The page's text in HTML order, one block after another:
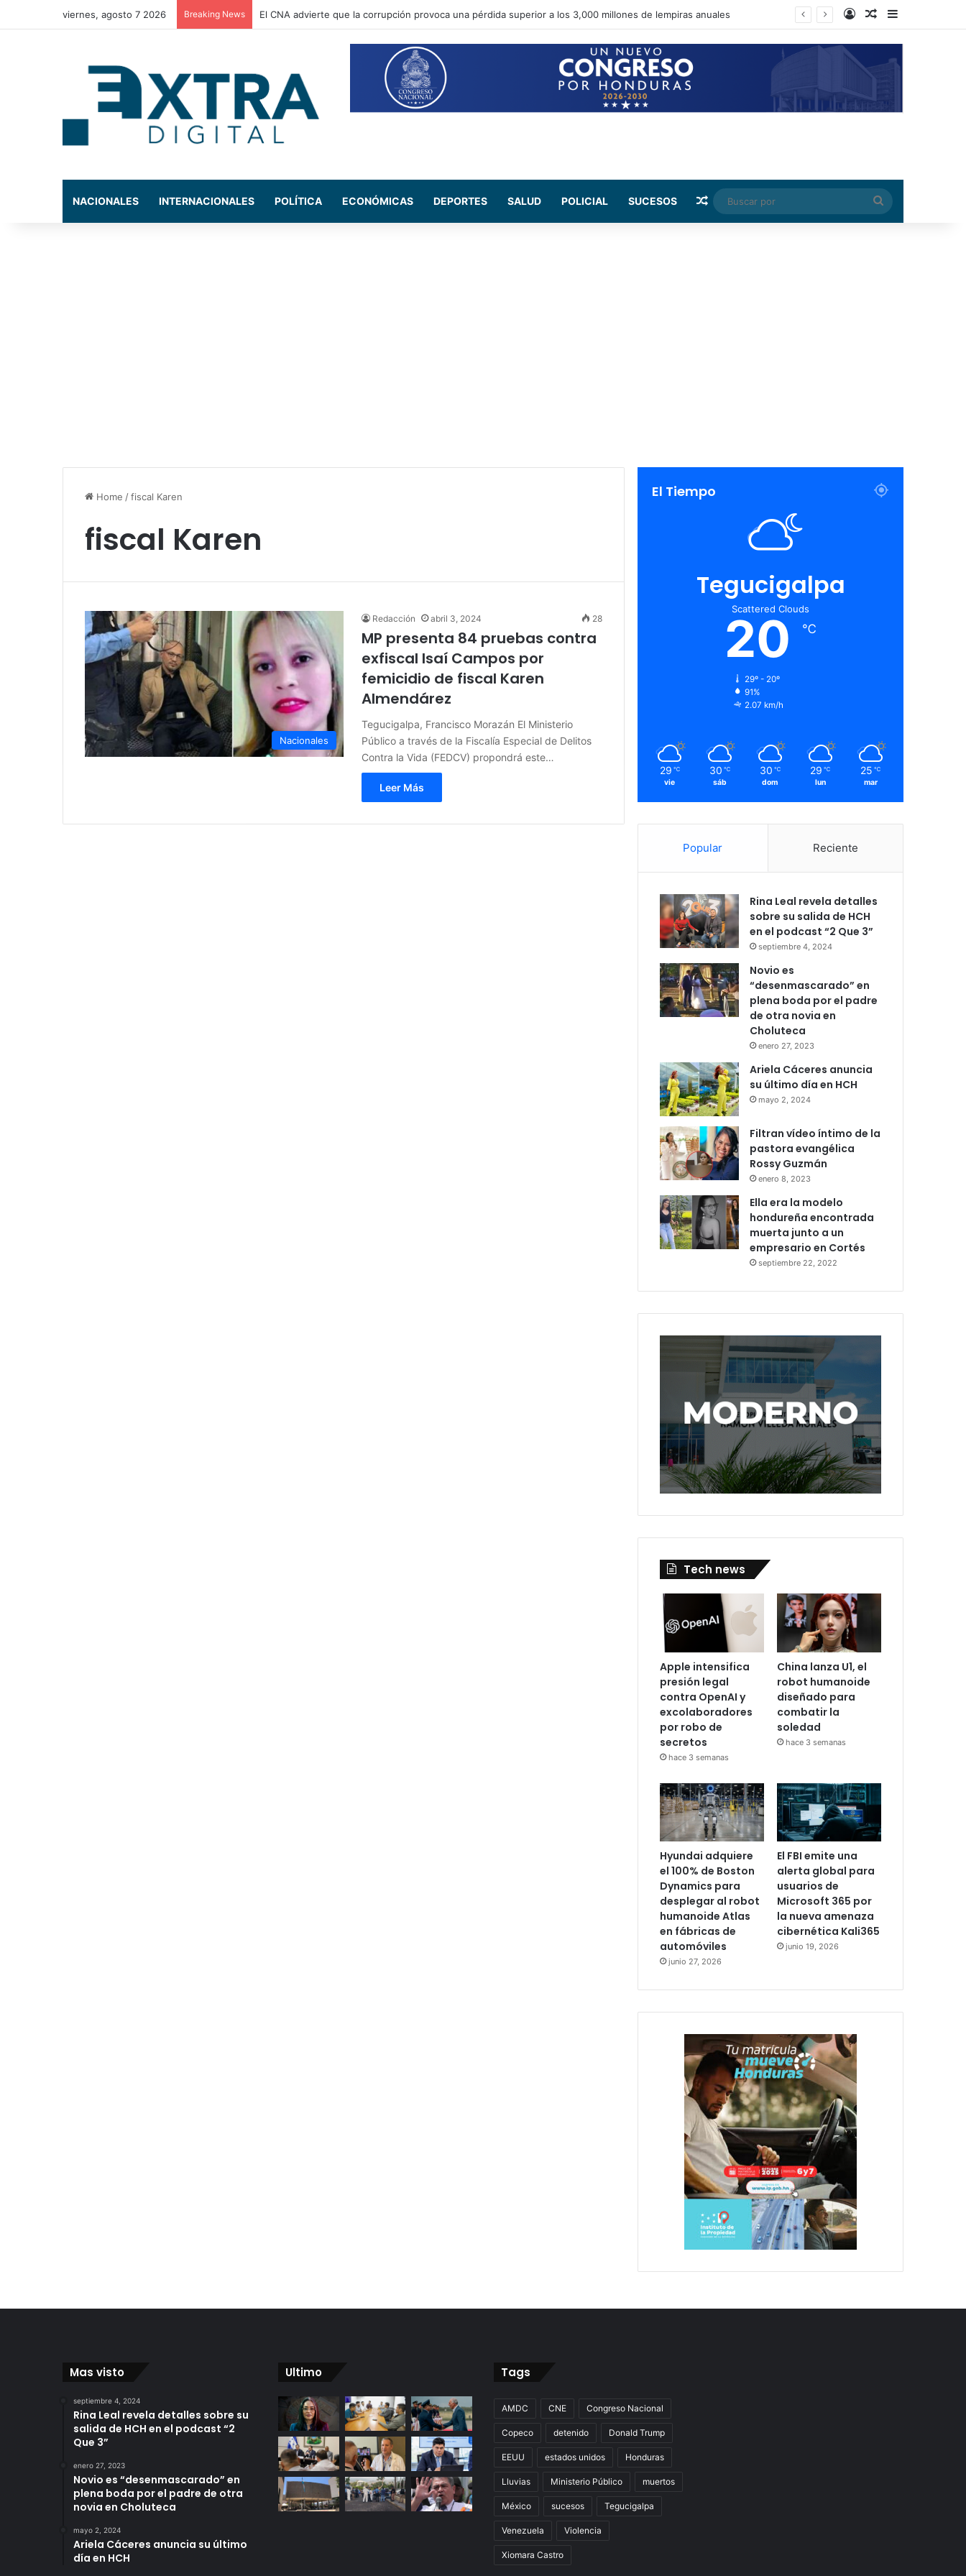
viernes, agosto 7 2026 Breaking News El CNA advierte que la corrupción provoca una pérdida superior a los 3,000 millones de lempiras anuales Log InRandom Article
NACIONALES INTERNACIONALES POLÍTICA ECONÓMICAS DEPORTES SALUD POLICIAL SUCESOS Random Article
Buscar
por
Home /fiscal Karen
fiscal Karen
Nacionales
Redacción abril 3, 2024 28
MP presenta 84 pruebas contra
exfiscal Isaí Campos por
femicidio de fiscal Karen
Almendárez
Tegucigalpa, Francisco Morazán El Ministerio
Público a través de la Fiscalía Especial de Delitos
Contra la Vida (FEDCV) propondrá este…
Leer Más
El Tiempo
Tegucigalpa
Scattered Clouds
20 ℃
29º - 20º
91%
2.07 km/h
29 ℃
vie
30 ℃
sáb
30 ℃
dom
29 ℃
lun
25 ℃
mar
Popular Reciente
Rina Leal revela detalles
sobre su salida de HCH
en el podcast “2 Que 3”
septiembre 4, 2024
Novio es
“desenmascarado” en
plena boda por el padre
de otra novia en
Choluteca
enero 27, 2023
Ariela Cáceres anuncia
su último día en HCH
mayo 2, 2024
Filtran vídeo íntimo de la
pastora evangélica
Rossy Guzmán
enero 8, 2023
Ella era la modelo
hondureña encontrada
muerta junto a un
empresario en Cortés
septiembre 22, 2022
Tech news
Apple intensifica
presión legal
contra OpenAI y
excolaboradores
por robo de
secretos
hace 3 semanas
China lanza U1, el
robot humanoide
diseñado para
combatir la
soledad
hace 3 semanas
Hyundai adquiere
el 100% de Boston
Dynamics para
desplegar al robot
humanoide Atlas
en fábricas de
automóviles
junio 27, 2026
El FBI emite una
alerta global para
usuarios de
Microsoft 365 por
la nueva amenaza
cibernética Kali365
junio 19, 2026
Mas visto
septiembre 4, 2024
Rina Leal revela detalles sobre su
salida de HCH en el podcast “2
Que 3”
enero 27, 2023
Novio es “desenmascarado” en
plena boda por el padre de otra
novia en Choluteca
mayo 2, 2024
Ariela Cáceres anuncia su último
día en HCH
Ultimo Tags
AMDC CNE Congreso Nacional
Copeco detenido Donald Trump
EEUU estados unidos Honduras
Lluvias Ministerio Público muertos
México sucesos Tegucigalpa
Venezuela Violencia
Xiomara Castro